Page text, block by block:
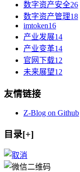
数字资产安全26
数字资产管理18
imtoken16
产业发展14
产业变革14
官网下载12
未来展望12
友情链接
Z-Blog on Github
目录[+]